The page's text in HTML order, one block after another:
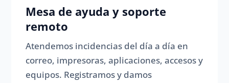
Mesa de ayuda y soporte
remoto
Atendemos incidencias del día a día en
correo, impresoras, aplicaciones, accesos y
equipos. Registramos y damos